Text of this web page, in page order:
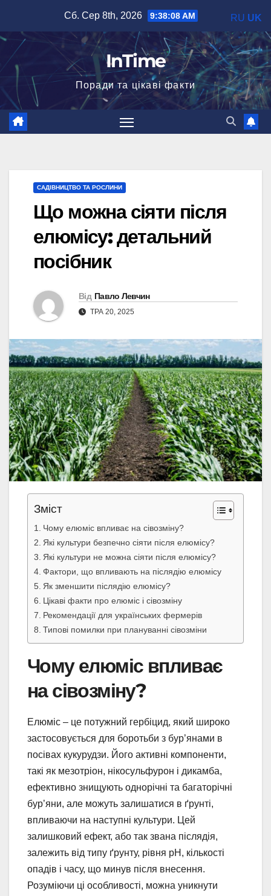
вмісту
Сб. Сер 8th, 2026 9:38:09 AM
InTime
Поради та цікаві факти
САДІВНИЦТВО ТА РОСЛИНИ
Що можна сіяти після
елюмісу: детальний
посібник
Від Павло Левчин
ТРА 20, 2025
Зміст
Чому елюміс впливає на сівозміну?
Які культури безпечно сіяти після елюмісу?
Які культури не можна сіяти після елюмісу?
Фактори, що впливають на післядію елюмісу
Як зменшити післядію елюмісу?
Цікаві факти про елюміс і сівозміну
Рекомендації для українських фермерів
Типові помилки при плануванні сівозміни
Чому елюміс впливає
на сівозміну?
Елюміс – це потужний гербіцид, який широко
застосовується для боротьби з бур’янами в
посівах кукурудзи. Його активні компоненти,
такі як мезотріон, нікоcульфурон і дикамба,
ефективно знищують однорічні та багаторічні
бур’яни, але можуть залишатися в ґрунті,
впливаючи на наступні культури. Цей
залишковий ефект, або так звана післядія,
залежить від типу ґрунту, рівня pH, кількості
опадів і часу, що минув після внесення.
Розуміючи ці особливості, можна уникнути
RU UK